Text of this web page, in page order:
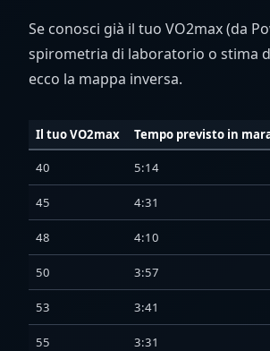
Se conosci già il tuo VO2max (da
spirometria di laboratorio o stima
ecco la mappa inversa.
Il tuo VO2max Tempo previsto in
40 5:14
45 4:31
48 4:10
50 3:57
53 3:41
55 3:31